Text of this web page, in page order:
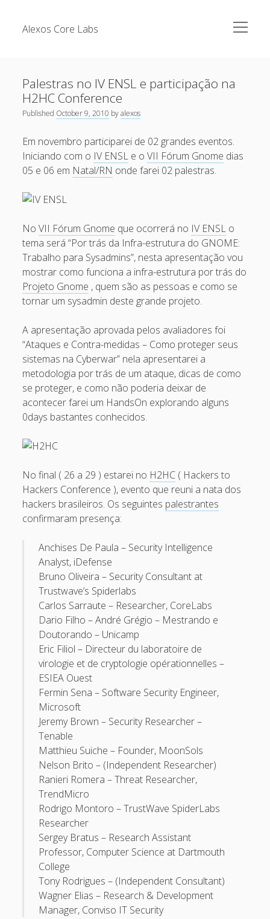
Alexos Core Labs
open
menu
Cursos
Github
Nullbyte Security Conference
Publicações
Recent Posts
Tecsec Podcast #114 – A HISTÓRIA DA NULLBYTE
SECURITY CONFERENCE
[Capacite] Linux – Comandos Básicos 2
[Capacite] Linux – Comandos Básicos
[Capacite] Linux – Conceitos Básicos
Recent Comments
administrativa contra ataques de brute force
alexoson Protegendo a console administrativa contra
ataques de brute force
Gilson CameloonProtegendo a console administrativa
contra ataques de brute force
tuxtrackonOtimizando a detecção de ataques de SQLi
Rafael Gomes
Archives
April 2022
October 2020
September 2020
August 2015
July 2015
December 2014
October 2014
September 2014
January 2014
November 2013
October 2013
September 2013
June 2013
May 2013
April 2013
September 2012
August 2012
July 2012
Palestras no IV ENSL e participação na
H2HC Conference
Published October 9, 2010 byalexos
Em novembro participarei de 02 grandes eventos.
Iniciando com o IV ENSL e oVII Fórum Gnome dias
05 e 06 em Natal/RN onde farei 02 palestras.
NoVII Fórum Gnome que ocorrerá no IV ENSL o
tema será “Por trás da Infra-estrutura do GNOME:
Trabalho para Sysadmins”, nesta apresentação vou
mostrar como funciona a infra-estrutura por trás do
Projeto Gnome , quem são as pessoas e como se
tornar um sysadmin deste grande projeto.
A apresentação aprovada pelos avaliadores foi
“Ataques e Contra-medidas – Como proteger seus
sistemas na Cyberwar” nela apresentarei a
metodologia por trás de um ataque, dicas de como
se proteger, e como não poderia deixar de
acontecer farei um HandsOn explorando alguns
0days bastantes conhecidos.
No final ( 26 a 29 ) estarei no H2HC ( Hackers to
Hackers Conference ), evento que reuni a nata dos
hackers brasileiros. Os seguintes palestrantes
confirmaram presença:
Anchises De Paula – Security Intelligence
Analyst, iDefense
Bruno Oliveira – Security Consultant at
Trustwave’s Spiderlabs
Carlos Sarraute – Researcher, CoreLabs
Dario Filho – André Grégio – Mestrando e
Doutorando – Unicamp
Eric Filiol – Directeur du laboratoire de
virologie et de cryptologie opérationnelles –
ESIEA Ouest
Fermin Sena – Software Security Engineer,
Microsoft
Jeremy Brown – Security Researcher –
Tenable
Matthieu Suiche – Founder, MoonSols
Nelson Brito – (Independent Researcher)
Ranieri Romera – Threat Researcher,
TrendMicro
Rodrigo Montoro – TrustWave SpiderLabs
Researcher
Sergey Bratus – Research Assistant
Professor, Computer Science at Dartmouth
College
Tony Rodrigues – (Independent Consultant)
Wagner Elias – Research & Development
Manager, Conviso IT Security